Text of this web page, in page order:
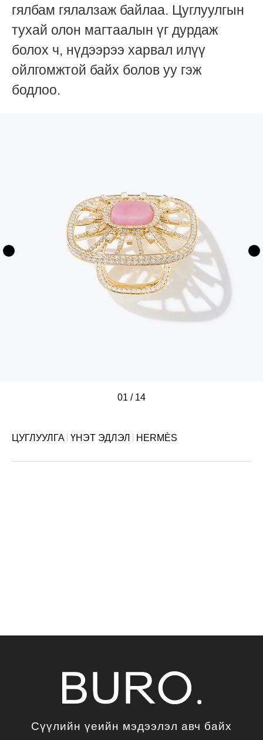
гялбам гялалзаж байлаа. Цуглуулгын
тухай олон магтаалын үг дурдаж
болох ч, нүдээрээ харвал илүү
ойлгомжтой байх болов уу гэж
бодлоо.
01 / 14
/////////
////
ЦУГЛУУЛГА ҮНЭТ ЭДЛЭЛ HERMÈS
Сүүлийн үеийн мэдээлэл авч байх